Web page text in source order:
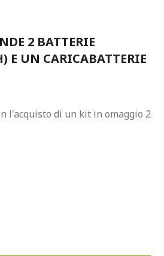
2 BATTERIE
E UN CARICABATTERIE
l'acquisto di un kit in omaggio 2